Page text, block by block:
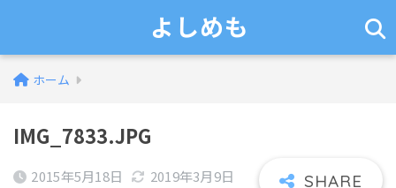
よしめも
ホーム
IMG_7833.JPG
2015年5月18日 2019年3月9日